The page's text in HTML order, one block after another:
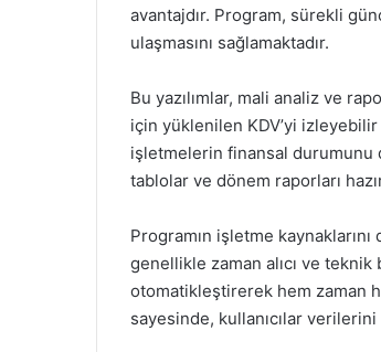
avantajdır. Program, sürekli
ulaşmasını sağlamaktadır.
Bu yazılımlar, mali analiz ve
için yüklenilen KDV’yi
işletmelerin finansal durumunu
tablolar ve dönem raporları
Programın işletme
genellikle zaman alıcı ve
otomatikleştirerek hem zaman
sayesinde, kullanıcılar